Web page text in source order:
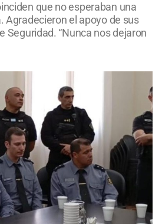
que no esperaban una
Agradecieron el apoyo de sus
Seguridad. “Nunca nos dejaron